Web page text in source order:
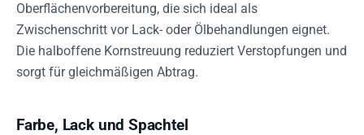
Oberflächenvorbereitung, die sich ideal als
Zwischenschritt vor Lack- oder Ölbehandlungen eignet.
Die halboffene Kornstreuung reduziert Verstopfungen und
sorgt für gleichmäßigen Abtrag.
Farbe, Lack und Spachtel